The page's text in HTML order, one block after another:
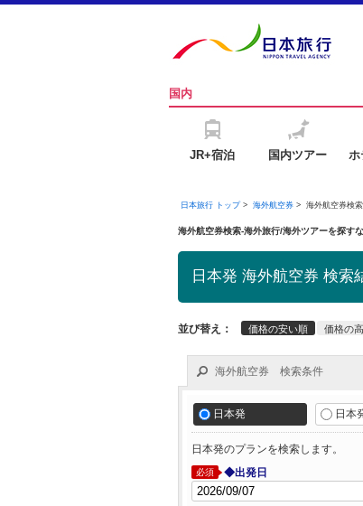
国内
JR+宿泊 国内ツアー ホ
日本旅行 トップ> 海外航空券> 海外航空券検索
海外航空券検索-海外旅行/海外ツアーを探す
日本発 海外航空券 検索
並び替え： 価格の安い順 価格の
海外航空券 検索条件
日本発 日本
日本発のプランを検索します。
必須 ◆出発日